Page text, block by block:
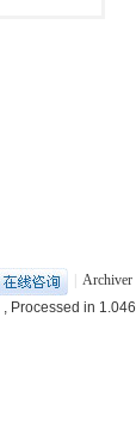
Archiver
, Processed in